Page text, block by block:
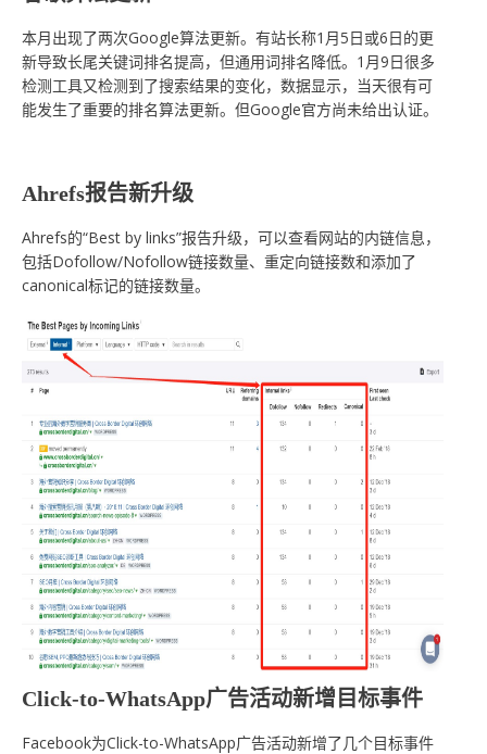
本月出现了两次Google算法更新。有站长称1月5日或6日的更
新导致长尾关键词排名提高，但通用词排名降低。1月9日很多
检测工具又检测到了搜索结果的变化，数据显示，当天很有可
能发生了重要的排名算法更新。但Google官方尚未给出认证。
Ahrefs报告新升级
Ahrefs的“Best by links”报告升级，可以查看网站的内链信息，
包括Dofollow/Nofollow链接数量、重定向链接数和添加了
canonical标记的链接数量。
Click-to-WhatsApp广告活动新增目标事件
Facebook为Click-to-WhatsApp广告活动新增了几个目标事件